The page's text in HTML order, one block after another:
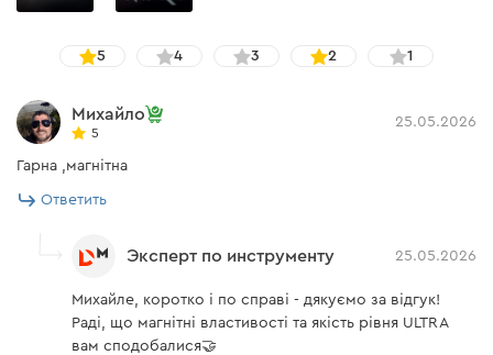
5 4 3 2 1
Михайло
5
25.05.2026
Гарна ,магнітна
Ответить
Эксперт по инструменту 25.05.2026
Михайле, коротко і по справі - дякуємо за відгук!
Раді, що магнітні властивості та якість рівня ULTRA
вам сподобалися🤝